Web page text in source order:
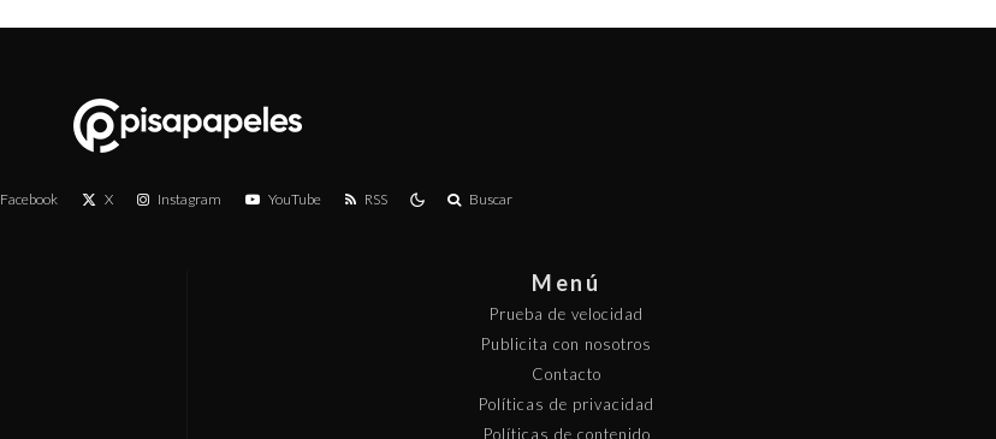
Facebook X Instagram YouTube RSS Buscar
Menú
Prueba de velocidad
Publicita con nosotros
Contacto
Políticas de privacidad
Políticas de contenido